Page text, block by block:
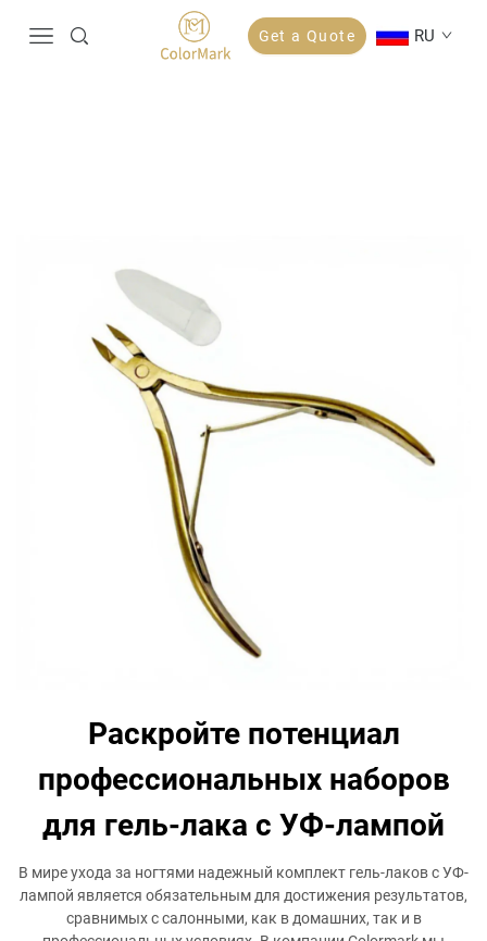
Get a Quote RU
Раскройте потенциал
профессиональных наборов
для гель-лака с УФ-лампой
В мире ухода за ногтями надежный комплект гель-лаков с УФ-
лампой является обязательным для достижения результатов,
сравнимых с салонными, как в домашних, так и в